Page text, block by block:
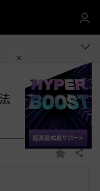
お 共有する